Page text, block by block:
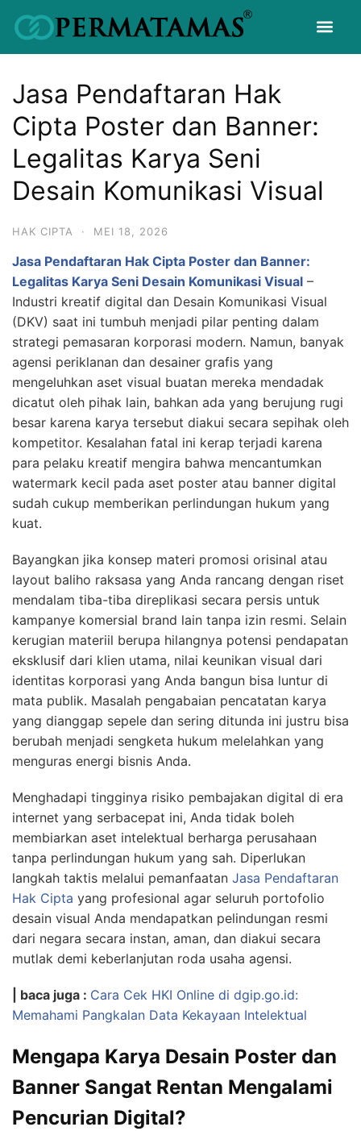
Jasa Pendaftaran Hak
Cipta Poster dan Banner:
Legalitas Karya Seni
Desain Komunikasi Visual
HAK CIPTA · MEI 18, 2026
Jasa Pendaftaran Hak Cipta Poster dan Banner:
Legalitas Karya Seni Desain Komunikasi Visual –
Industri kreatif digital dan Desain Komunikasi Visual
(DKV) saat ini tumbuh menjadi pilar penting dalam
strategi pemasaran korporasi modern. Namun, banyak
agensi periklanan dan desainer grafis yang
mengeluhkan aset visual buatan mereka mendadak
dicatut oleh pihak lain, bahkan ada yang berujung rugi
besar karena karya tersebut diakui secara sepihak oleh
kompetitor. Kesalahan fatal ini kerap terjadi karena
para pelaku kreatif mengira bahwa mencantumkan
watermark kecil pada aset poster atau banner digital
sudah cukup memberikan perlindungan hukum yang
kuat.
Bayangkan jika konsep materi promosi orisinal atau
layout baliho raksasa yang Anda rancang dengan riset
mendalam tiba-tiba direplikasi secara persis untuk
kampanye komersial brand lain tanpa izin resmi. Selain
kerugian materiil berupa hilangnya potensi pendapatan
eksklusif dari klien utama, nilai keunikan visual dari
identitas korporasi yang Anda bangun bisa luntur di
mata publik. Masalah pengabaian pencatatan karya
yang dianggap sepele dan sering ditunda ini justru bisa
berubah menjadi sengketa hukum melelahkan yang
menguras energi bisnis Anda.
Menghadapi tingginya risiko pembajakan digital di era
internet yang serbacepat ini, Anda tidak boleh
membiarkan aset intelektual berharga perusahaan
tanpa perlindungan hukum yang sah. Diperlukan
langkah taktis melalui pemanfaatan Jasa Pendaftaran
Hak Cipta yang profesional agar seluruh portofolio
desain visual Anda mendapatkan pelindungan resmi
dari negara secara instan, aman, dan diakui secara
mutlak demi keberlanjutan roda usaha agensi.
| baca juga : Cara Cek HKI Online di dgip.go.id:
Memahami Pangkalan Data Kekayaan Intelektual
Mengapa Karya Desain Poster dan
Banner Sangat Rentan Mengalami
Pencurian Digital?